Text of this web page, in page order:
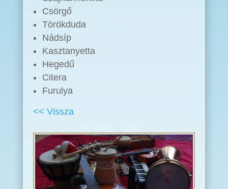
Csörgő
Törökduda
Nádsíp
Kasztanyetta
Hegedű
Citera
Furulya
<< Vissza